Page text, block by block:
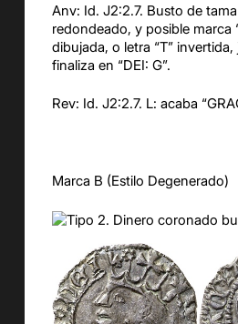
Anv: Id. J2:2.7. Busto de
redondeado, y posible marca
dibujada, o letra “T”
finaliza en “DEI: G”.
Rev: Id. J2:2.7. L: acaba
Marca B (Estilo Degenerado)